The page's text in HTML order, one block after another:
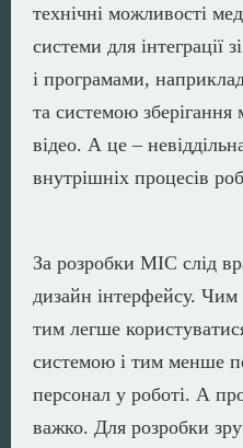
технічні можливості
системи для інтеграції
і програмами,
та системою
відео. А це –
внутрішніх процесів
За розробки МІС слід
дизайн інтерфейсу.
тим легше
системою і тим менше
персонал у роботі. А
важко. Для розробки